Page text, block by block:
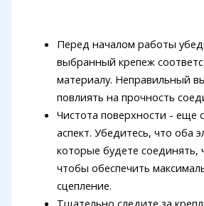
Перед началом работы
выбранный крепеж
материалу. Неправильный
повлиять на прочность
Чистота поверхности - еще
аспект. Убедитесь, что оба
которые будете соединять,
чтобы обеспечить
сцепление.
Тщательно следите за